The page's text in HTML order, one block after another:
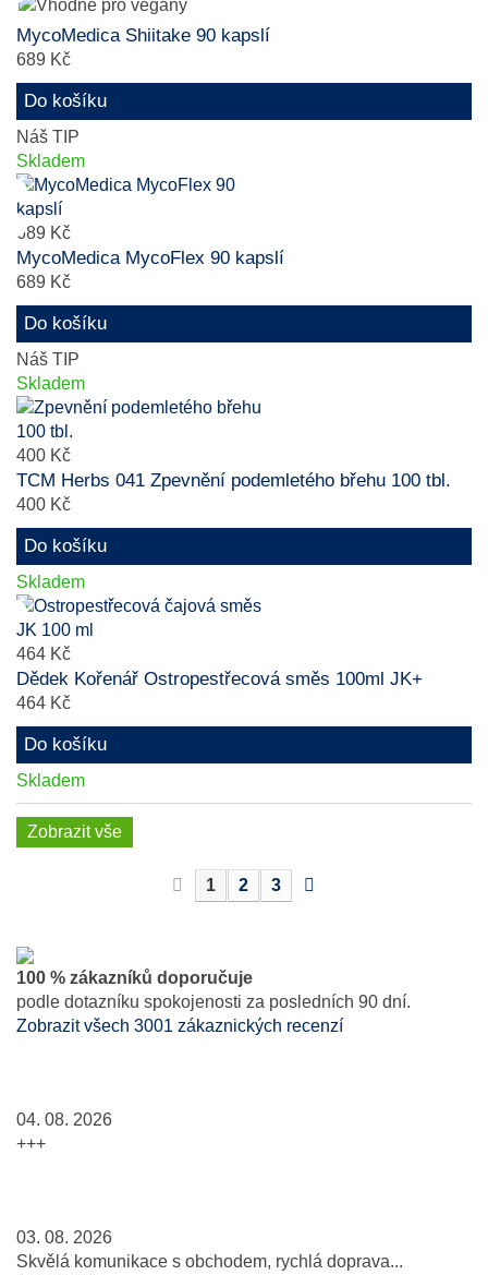
MycoMedica Shiitake 90 kapslí
689 Kč
Do košíku
Náš TIP
Skladem
689 Kč
MycoMedica MycoFlex 90 kapslí
689 Kč
Do košíku
Náš TIP
Skladem
400 Kč
TCM Herbs 041 Zpevnění podemletého břehu 100 tbl.
400 Kč
Do košíku
Skladem
464 Kč
Dědek Kořenář Ostropestřecová směs 100ml JK+
464 Kč
Do košíku
Skladem
Zobrazit vše
1 2 3
100 % zákazníků doporučuje
podle dotazníku spokojenosti za posledních 90 dní.
Zobrazit všech 3001 zákaznických recenzí
04. 08. 2026
+++
03. 08. 2026
Skvělá komunikace s obchodem, rychlá doprava...